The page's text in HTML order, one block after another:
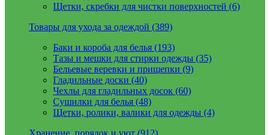
Щетки, скребки для чистки поверхностей (6)
Товары для ухода за одеждой (389)
Баки и короба для белья (193)
Тазы и мешки для стирки одежды (35)
Бельевые веревки и прищепки (9)
Гладильные доски (40)
Чехлы для гладильных досок (60)
Сушилки для белья (48)
Щетки, ролики, валики для одежды (4)
Хранение, порядок и уют (912)